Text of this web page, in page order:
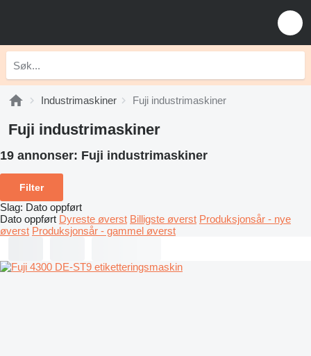
Industrimaskiner Fuji industrimaskiner
Fuji industrimaskiner
19 annonser: Fuji industrimaskiner
Filter
Slag: Dato oppført
Dato oppført Dyreste øverst Billigste øverst Produksjonsår - nye
øverst Produksjonsår - gammel øverst